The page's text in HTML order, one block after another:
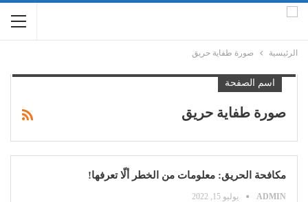
الرئيسية صورة طفاية حريق
اسم الصفحة
صورة طفاية حريق
مكافحة الحريق: معلومات من الخطر ألّا تعرفها!
ADMIN يوليو 15, 2022